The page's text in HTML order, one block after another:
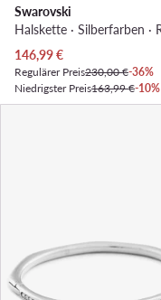
Swarovski
Aktueller Preis
146,99€
Regulärer Preis230,00 €-36%
Niedrigster Preis163,99 €-10%